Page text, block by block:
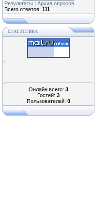
Результаты | Архив опросов
Всего ответов: 111
СТАТИСТИКА
Онлайн всего: 3
Гостей: 3
Пользователей: 0